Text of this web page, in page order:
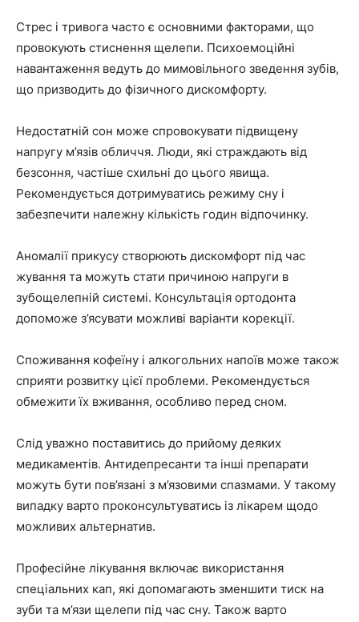
Стрес і тривога часто є основними факторами, що
провокують стиснення щелепи. Психоемоційні
навантаження ведуть до мимовільного зведення зубів,
що призводить до фізичного дискомфорту.
Недостатній сон може спровокувати підвищену
напругу м’язів обличчя. Люди, які страждають від
безсоння, частіше схильні до цього явища.
Рекомендується дотримуватись режиму сну і
забезпечити належну кількість годин відпочинку.
Аномалії прикусу створюють дискомфорт під час
жування та можуть стати причиною напруги в
зубощелепній системі. Консультація ортодонта
допоможе з’ясувати можливі варіанти корекції.
Споживання кофеїну і алкогольних напоїв може також
сприяти розвитку цієї проблеми. Рекомендується
обмежити їх вживання, особливо перед сном.
Слід уважно поставитись до прийому деяких
медикаментів. Антидепресанти та інші препарати
можуть бути пов’язані з м’язовими спазмами. У такому
випадку варто проконсультуватись із лікарем щодо
можливих альтернатив.
Професійне лікування включає використання
спеціальних кап, які допомагають зменшити тиск на
зуби та м’язи щелепи під час сну. Також варто